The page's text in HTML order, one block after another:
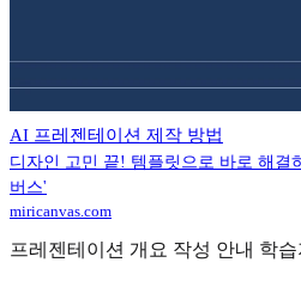
AI 프레젠테이션 제작 방법
디자인 고민 끝! 템플릿으로 바로 해결
버스'
miricanvas.com
프레젠테이션 개요 작성 안내 학습